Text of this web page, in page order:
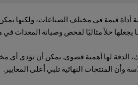
أداة قيمة في مختلف الصناعات،
يجعلها حلاً مثاليًا لفحص وصيانة المعدات في
الدقة لها أهمية قصوى. يمكن أن تؤدي أي
وأن المنتجات النهائية تلبي أعلى المعايير.